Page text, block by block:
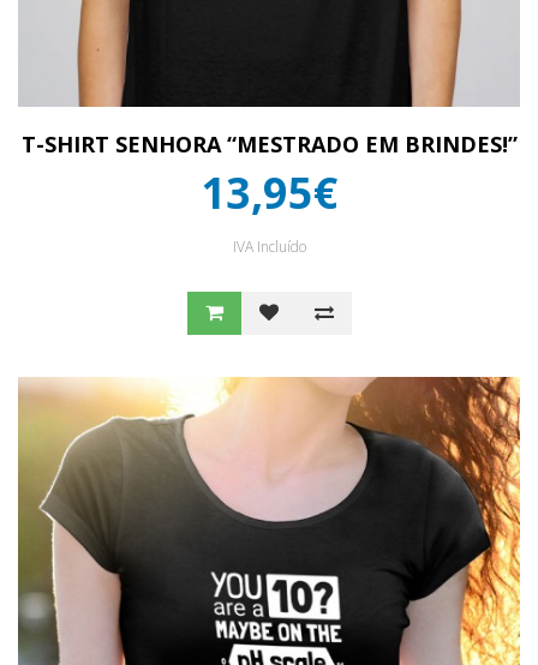
T-SHIRT SENHORA “MESTRADO EM BRINDES!”
13,95€
IVA Incluído